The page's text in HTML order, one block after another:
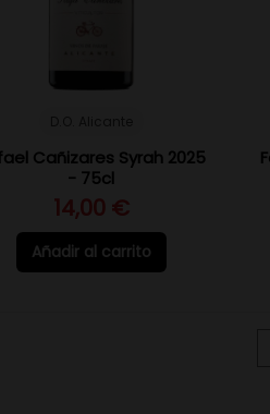
Cañizares Syrah 2025
- 75cl
14,00 €
Añadir al carrito